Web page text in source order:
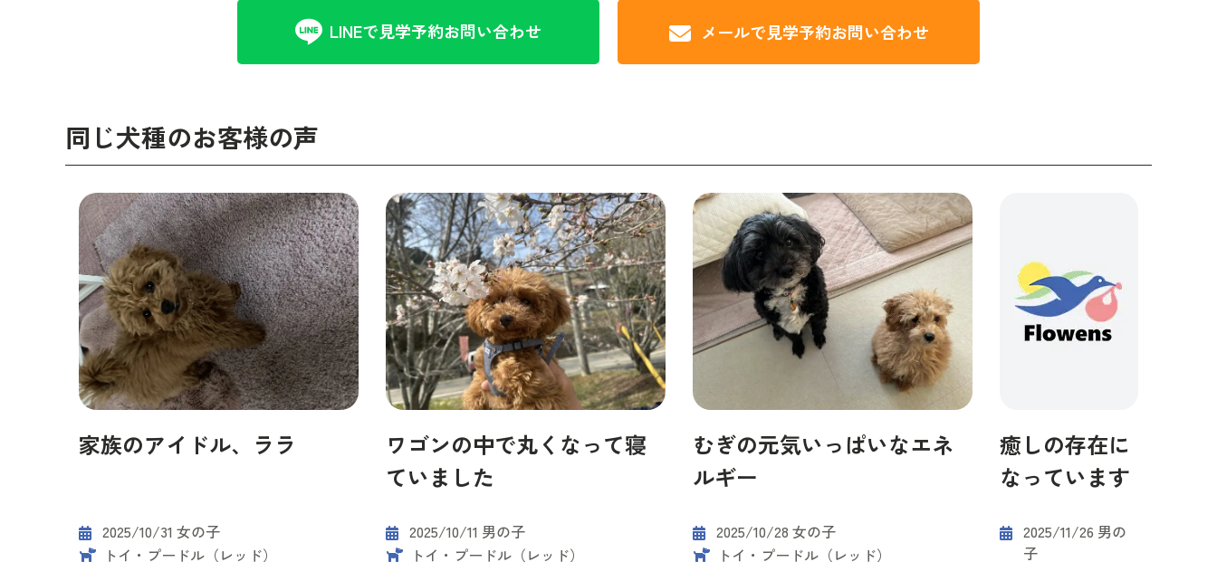
LINEで見学予約お問い合わせ メールで見学予約お問い合わせ
同じ犬種のお客様の声
家族のアイドル、ララ
2025/10/31 女の子
トイ・プードル（レッド）
ワゴンの中で丸くなって寝
ていました
2025/10/11 男の子
トイ・プードル（レッド）
むぎの元気いっぱいなエネ
ルギー
2025/10/28 女の子
トイ・プードル（レッド）
癒しの存在に
なっています
2025/11/26 男の
子